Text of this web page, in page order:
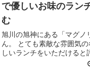
で優しいお味のラン
む
旭川の旭神にある「マグノ
ん。 とても素敵な雰囲気
しいランチをいただけると
何しろ土日定休日のため、